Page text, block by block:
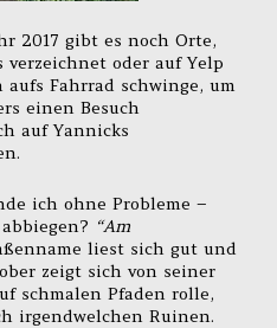
2017 gibt es noch Orte,
oder auf Yelp
Fahrrad schwinge, um
einen Besuch
auf Yannicks
ich ohne Probleme –
“Am
liest sich gut und
zeigt sich von seiner
schmalen Pfaden rolle,
irgendwelchen Ruinen.